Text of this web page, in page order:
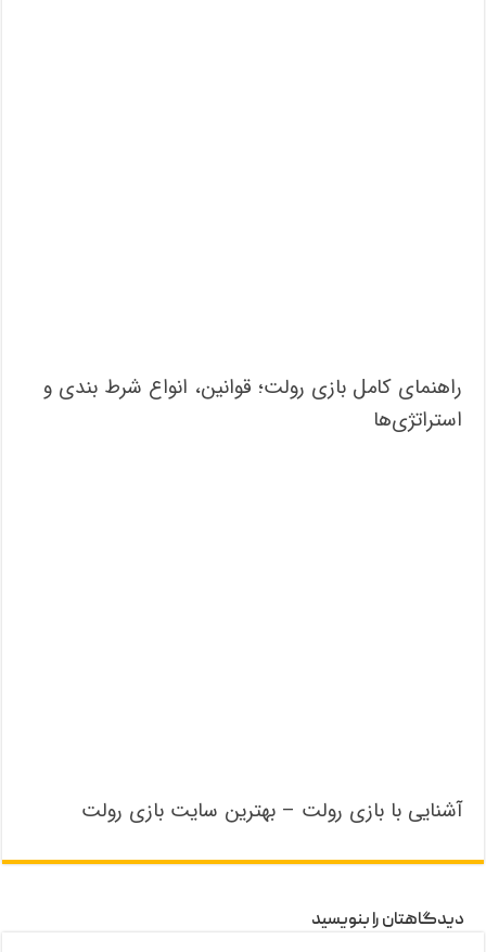
راهنمای کامل بازی رولت؛ قوانین، انواع شرط بندی و
استراتژی‌ها
آشنایی با بازی رولت – بهترین سایت بازی رولت
دیدگاهتان را بنویسید